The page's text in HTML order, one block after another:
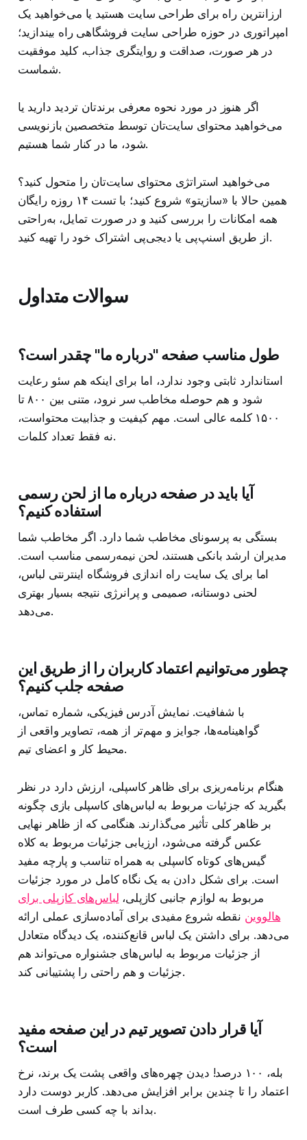
ارزانترین راه برای طراحی سایت هستید یا می‌خواهید یک
امپراتوری در حوزه طراحی سایت فروشگاهی راه بیندازید؛
در هر صورت، صداقت و روایتگری جذاب، کلید موفقیت
شماست.
اگر هنوز در مورد نحوه معرفی برندتان تردید دارید یا
می‌خواهید محتوای سایت‌تان توسط متخصصین بازنویسی
شود، ما در کنار شما هستیم.
می‌خواهید استراتژی محتوای سایت‌تان را متحول کنید؟
همین حالا با «سازیتو» شروع کنید؛ با تست ۱۴ روزه رایگان
همه امکانات را بررسی کنید و در صورت تمایل، به‌راحتی
از طریق اسنپ‌پی یا دیجی‌پی اشتراک خود را تهیه کنید.
سوالات متداول
طول مناسب صفحه "درباره ما" چقدر است؟
استاندارد ثابتی وجود ندارد، اما برای اینکه هم سئو رعایت
شود و هم حوصله مخاطب سر نرود، متنی بین ۸۰۰ تا
۱۵۰۰ کلمه عالی است. مهم کیفیت و جذابیت محتواست،
نه فقط تعداد کلمات.
آیا باید در صفحه درباره ما از لحن رسمی
استفاده کنیم؟
بستگی به پرسونای مخاطب شما دارد. اگر مخاطب شما
مدیران ارشد بانکی هستند، لحن نیمه‌رسمی مناسب است.
اما برای یک سایت راه اندازی فروشگاه اینترنتی لباس،
لحنی دوستانه، صمیمی و پرانرژی نتیجه بسیار بهتری
می‌دهد.
چطور می‌توانیم اعتماد کاربران را از طریق این
صفحه جلب کنیم؟
با شفافیت. نمایش آدرس فیزیکی، شماره تماس،
گواهینامه‌ها، جوایز و مهم‌تر از همه، تصاویر واقعی از
محیط کار و اعضای تیم.
هنگام برنامه‌ریزی برای ظاهر کاسپلی، ارزش دارد در نظر
بگیرید که جزئیات مربوط به لباس‌های کاسپلی بازی چگونه
بر ظاهر کلی تأثیر می‌گذارند. هنگامی که از ظاهر نهایی
عکس گرفته می‌شود، ارزیابی جزئیات مربوط به کلاه
گیس‌های کوتاه کاسپلی به همراه تناسب و پارچه مفید
است. برای شکل دادن به یک نگاه کامل در مورد جزئیات
مربوط به لوازم جانبی کازپلی، لباس‌های کازپلی برای
هالووین نقطه شروع مفیدی برای آماده‌سازی عملی ارائه
می‌دهد. برای داشتن یک لباس قانع‌کننده، یک دیدگاه متعادل
از جزئیات مربوط به لباس‌های جشنواره می‌تواند هم
جزئیات و هم راحتی را پشتیبانی کند.
آیا قرار دادن تصویر تیم در این صفحه مفید
است؟
بله، ۱۰۰ درصد! دیدن چهره‌های واقعی پشت یک برند، نرخ
اعتماد را تا چندین برابر افزایش می‌دهد. کاربر دوست دارد
بداند با چه کسی طرف است.